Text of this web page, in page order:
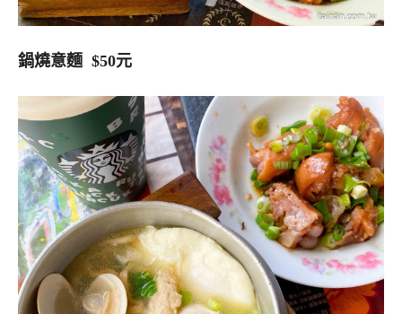
鍋燒意麵 $50元